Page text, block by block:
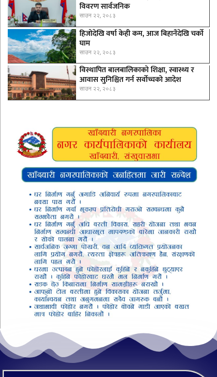
विवरण सार्वजनिक
साउन २२, २०८३
हिजोदेखि वर्षा केही कम, आज बिहानैदेखि चर्को
घाम
साउन २२, २०८३
विस्थापित बालबालिकाको शिक्षा, स्वास्थ्य र
आवास सुनिश्चित गर्न सर्वोच्चको आदेश
साउन २२, २०८३